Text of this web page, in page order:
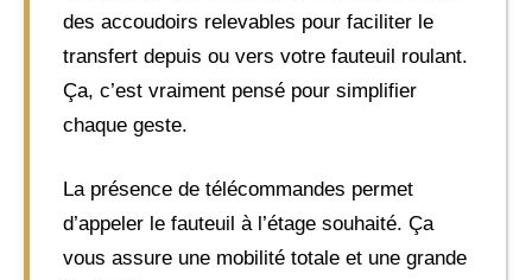
des accoudoirs relevables pour faciliter le
transfert depuis ou vers votre fauteuil roulant.
Ça, c’est vraiment pensé pour simplifier
chaque geste.
La présence de télécommandes permet
d’appeler le fauteuil à l’étage souhaité. Ça
vous assure une mobilité totale et une grande